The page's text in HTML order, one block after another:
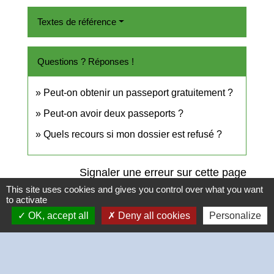
Textes de référence
Questions ? Réponses !
Peut-on obtenir un passeport gratuitement ?
Peut-on avoir deux passeports ?
Quels recours si mon dossier est refusé ?
Signaler une erreur sur cette page
This site uses cookies and gives you control over what you want
to activate
OK, accept all
Deny all cookies Personalize